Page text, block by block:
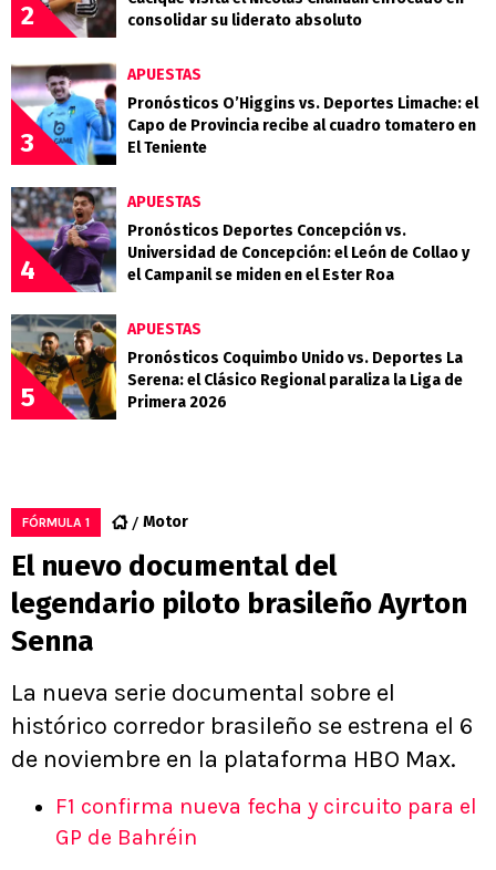
2
consolidar su liderato absoluto
3
APUESTAS
Pronósticos O’Higgins vs. Deportes Limache: el
Capo de Provincia recibe al cuadro tomatero en
El Teniente
4
APUESTAS
Pronósticos Deportes Concepción vs.
Universidad de Concepción: el León de Collao y
el Campanil se miden en el Ester Roa
5
APUESTAS
Pronósticos Coquimbo Unido vs. Deportes La
Serena: el Clásico Regional paraliza la Liga de
Primera 2026
FÓRMULA 1 Motor
El nuevo documental del
legendario piloto brasileño Ayrton
Senna
La nueva serie documental sobre el
histórico corredor brasileño se estrena el 6
de noviembre en la plataforma HBO Max.
F1 confirma nueva fecha y circuito para el
GP de Bahréin